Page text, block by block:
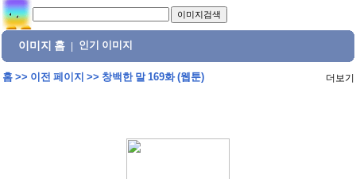
이미지 홈 인기 이미지
홈>> 이전 페이지 >> 창백한 말 169화 (웹툰) 더보기